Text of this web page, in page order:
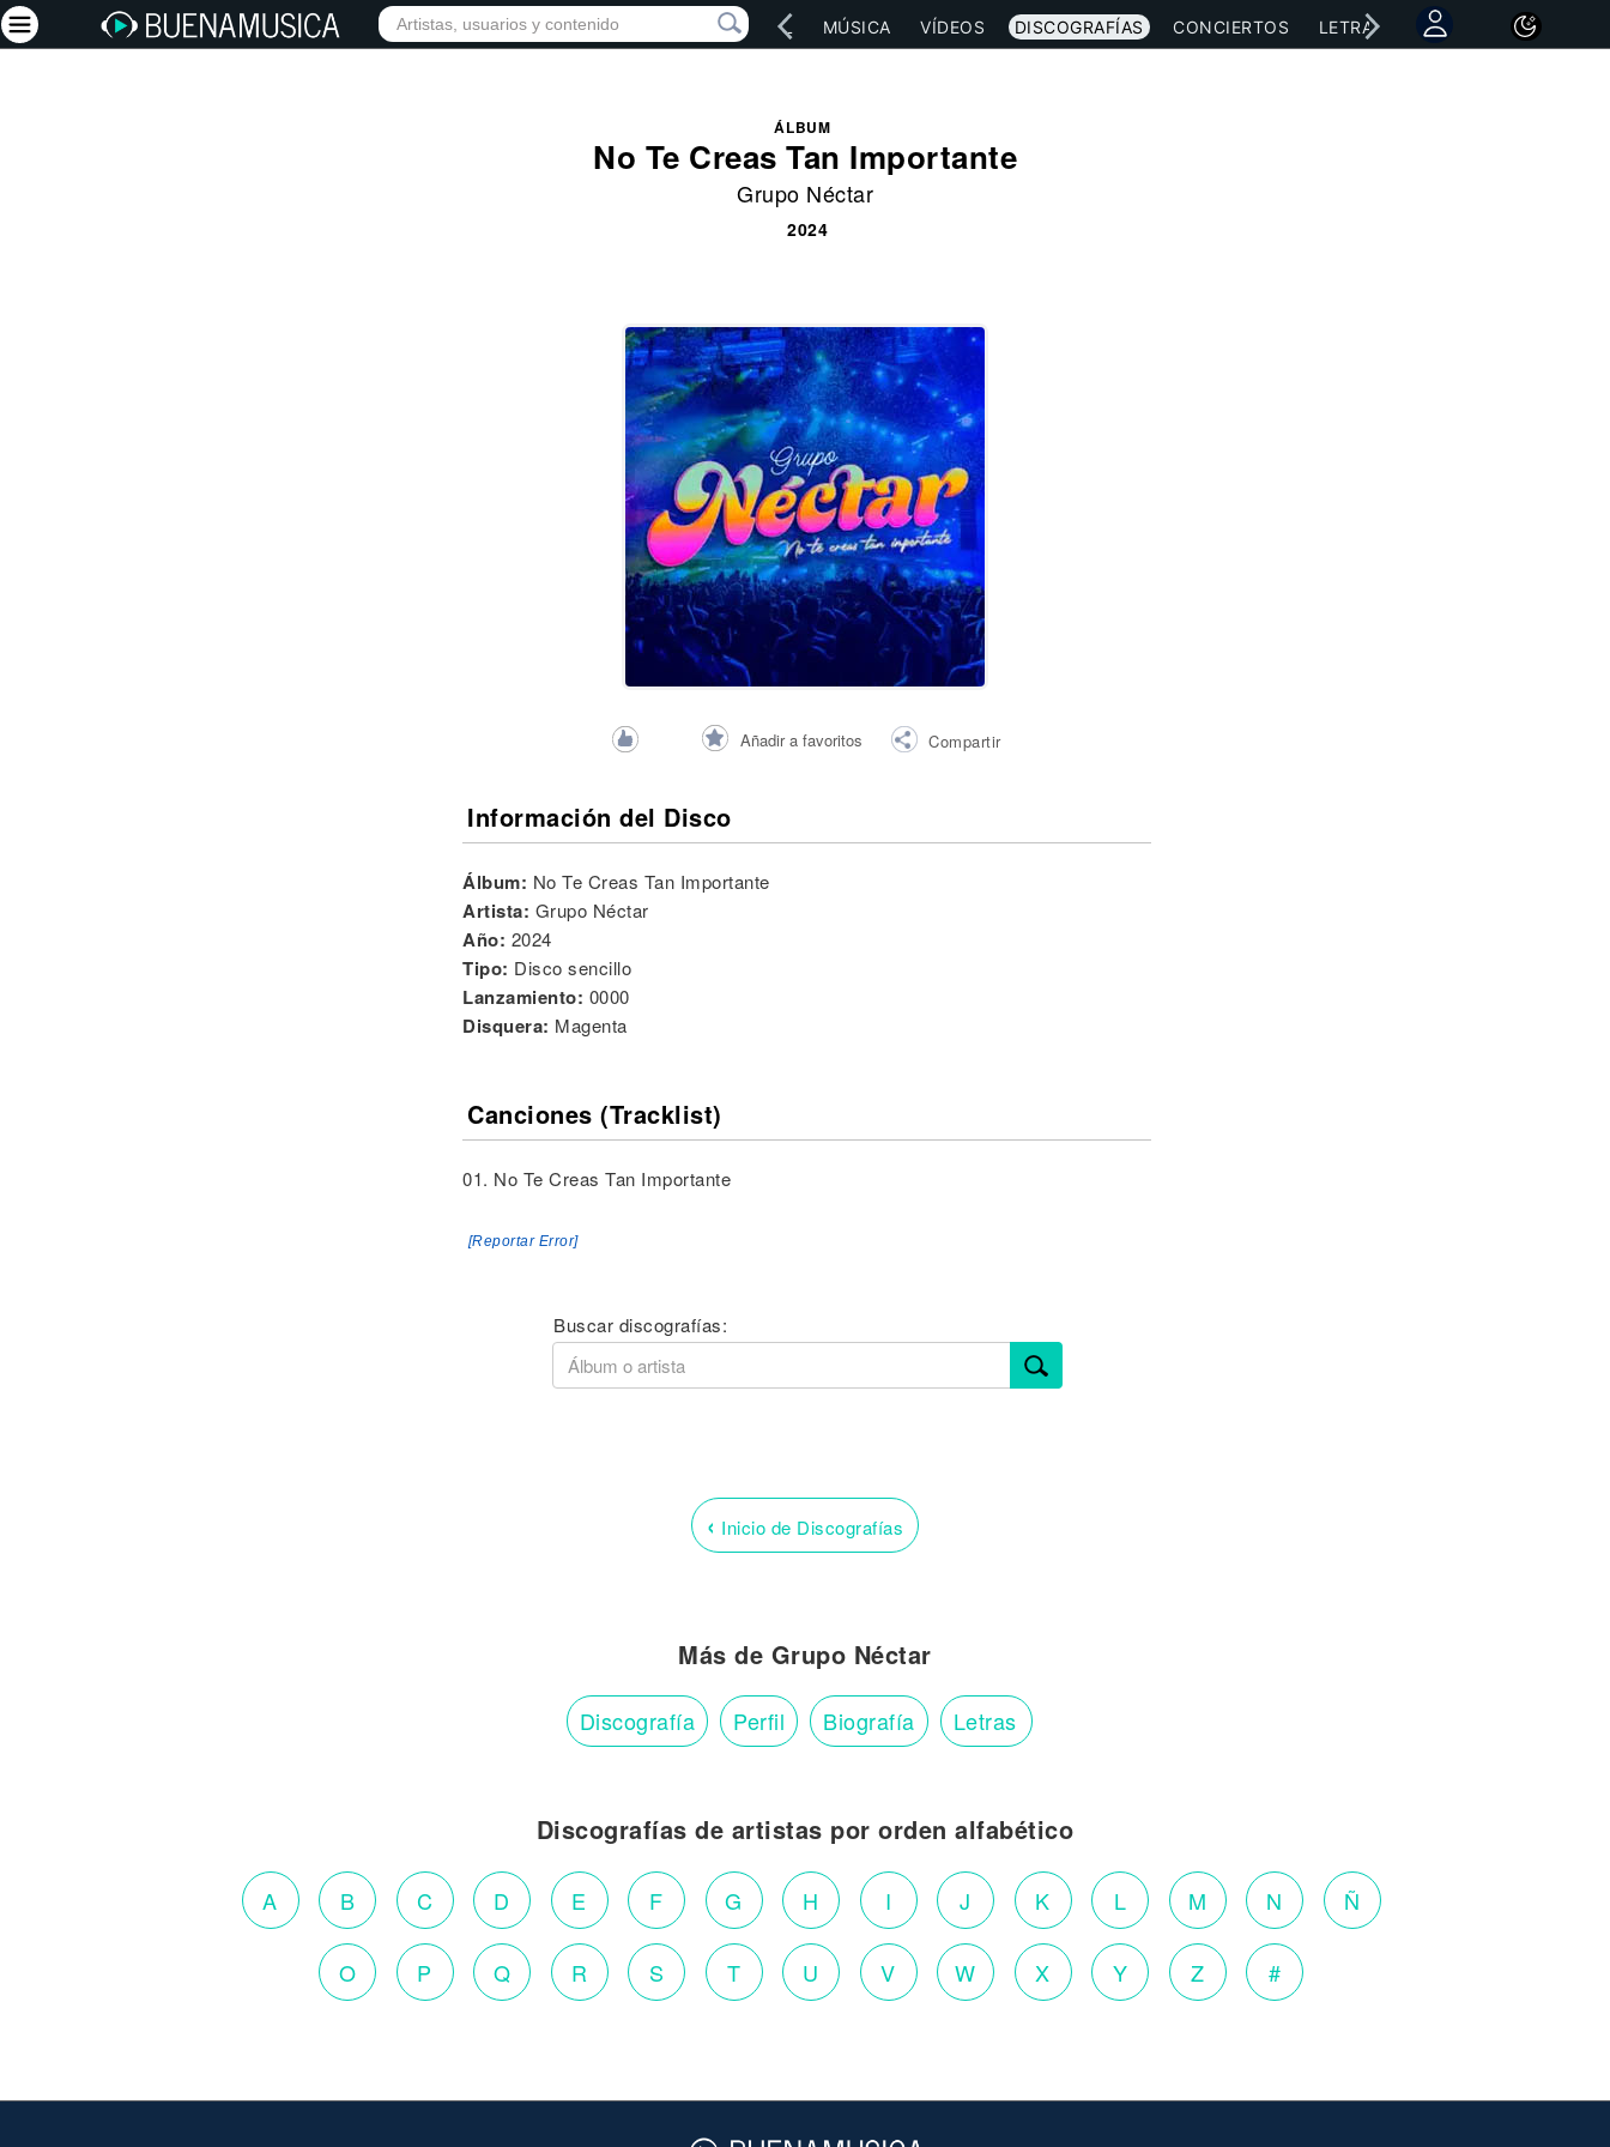
INICIO ARTISTAS RED SOCIAL MÚSICA VÍDEOS DISCOGRAFÍAS CONCIERTOS LETRAS NOTICIAS
ÁLBUM
No Te Creas Tan Importante
Grupo Néctar
2024
Añadir a favoritos Compartir
Información del Disco
Álbum: No Te Creas Tan Importante
Artista: Grupo Néctar
Año: 2024
Tipo: Disco sencillo
Lanzamiento: 0000
Disquera: Magenta
Canciones (Tracklist)
01. No Te Creas Tan Importante
[Reportar Error]
Buscar discografías:
‹ Inicio de Discografías
Más de Grupo Néctar
Discografía Perfil Biografía Letras
Discografías de artistas por orden alfabético
A B C D E F G H I J K L M N Ñ
O P Q R S T U V W X Y Z #